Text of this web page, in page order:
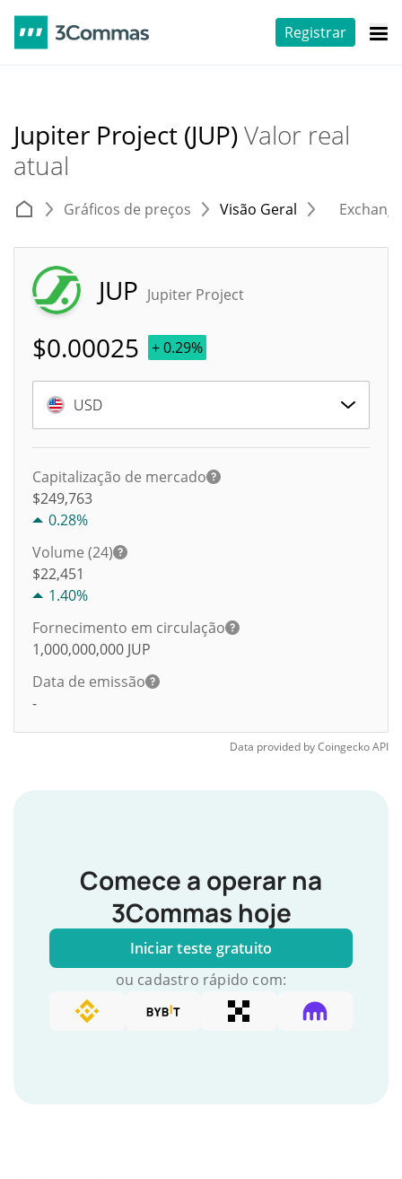
Registrar
Jupiter Project (JUP)Valor real
atual
Gráficos de preços Visão Geral
JUP Jupiter Project
$0.00025 + 0.29%
USD
Capitalização de mercado
$249,763
0.28%
Volume (24)
$22,451
1.40%
Fornecimento em circulação
1,000,000,000 JUP
Data de emissão
-
Data provided byCoingeckoAPI
Comece a operar na
3Commas hoje
Iniciar teste gratuito
ou cadastro rápido com: